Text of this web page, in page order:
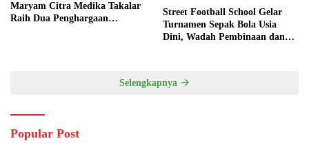
Maryam Citra Medika Takalar
Raih Dua Penghargaan
Street Football School Gelar
Turnamen Sepak Bola Usia
Dini, Wadah Pembinaan dan
Selengkapnya
Popular Post